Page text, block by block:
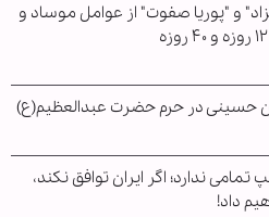
و "پوریا صفوت" از عوامل موساد و
حسینی در حرم حضرت عبدالعظیم(ع)
تمامی ندارد؛ اگر ایران توافق نکند،
داد!